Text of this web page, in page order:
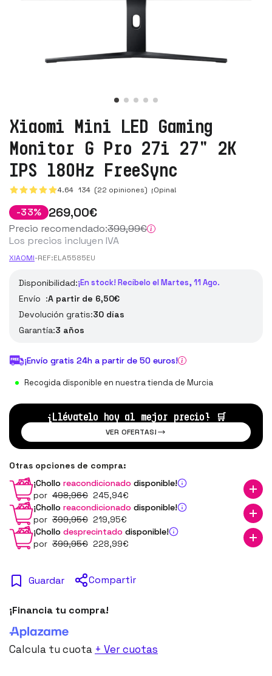
Xiaomi Mini LED Gaming
Monitor G Pro 27i 27" 2K
IPS 180Hz FreeSync
4.64 134 (22 opiniones) ¡Opina!
-33% 269,00€
Precio recomendado:399,99€
Los precios incluyen IVA
XIAOMI-REF:ELA5585EU
Disponibilidad:¡En stock! Recíbelo el Martes, 11 Ago.
Envío :A partir de 6,50€
Devolución gratis:30 días
Garantía:3 años
¡Envío gratis 24h a partir de 50 euros!
Recogida disponible en nuestra tienda de Murcia
¡Llévatelo hoy al mejor precio! 🛒
VER OFERTAS!
Otras opciones de compra:
¡Chollo reacondicionado disponible!
por 498,96€ 245,94€
¡Chollo reacondicionado disponible!
por 399,95€ 219,95€
¡Chollo desprecintado disponible!
por 399,95€ 228,99€
Guardar Compartir
¡Financia tu compra!
Calcula tu cuota + Ver cuotas